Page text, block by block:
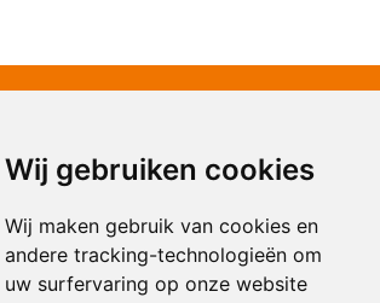
Wij gebruiken cookies
Wij maken gebruik van cookies en
andere tracking-technologieën om
uw surfervaring op onze website
met ons op! We helpen u graag